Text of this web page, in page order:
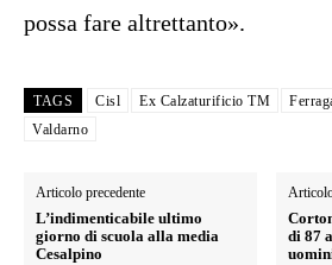
possa fare altrettanto».
TAGS Cisl Ex Calzaturificio TM
Valdarno
Articolo precedente
L’indimenticabile ultimo
giorno di scuola alla media
Cesalpino
di 87